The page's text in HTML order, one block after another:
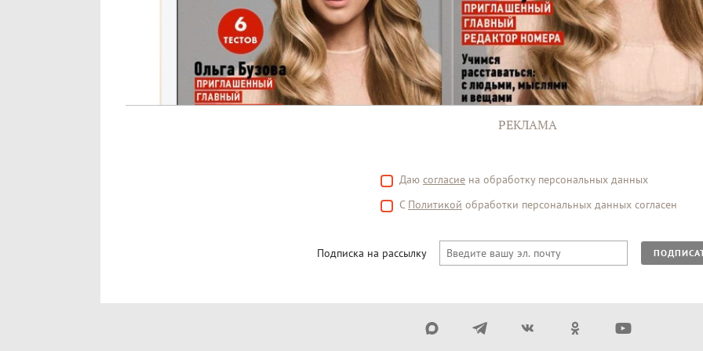
РЕКЛАМА
Даю согласие на обработку персональных данных
С Политикой обработки персональных данных согласен
Подписка на рассылку